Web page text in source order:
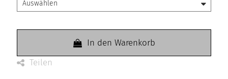
In den Warenkorb
Teilen